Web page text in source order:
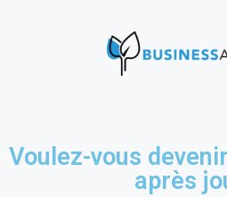
Voulez-vous
après